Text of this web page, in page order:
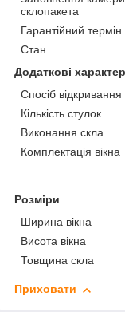
склопакета
Гарантійний термін
Стан
Додаткові
Спосіб відкривання
Кількість стулок
Виконання скла
Комплектація вікна
Розміри
Ширина вікна
Висота вікна
Товщина скла
Приховати